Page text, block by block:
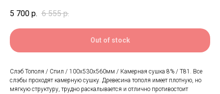
5 700 р. 6 555 р.
Out of stock
Слэб Тополя / Спил / 100х530х560мм / Камерная сушка 8% / Т81. Все
слэбы проходят камерную сушку. Древесина тополя имеет плотную, но
мягкую структуру, трудно раскалывается и отлично противостоит